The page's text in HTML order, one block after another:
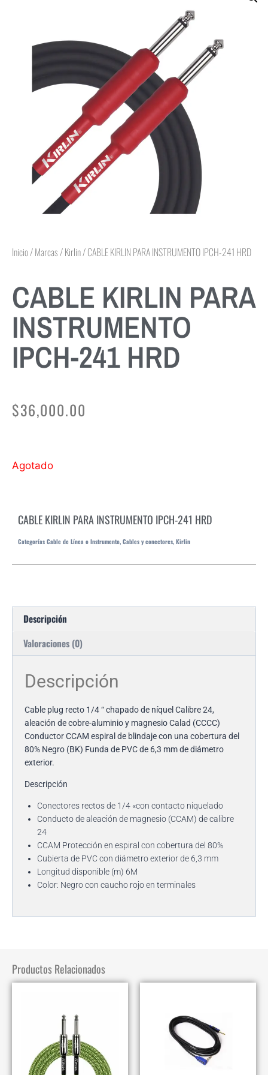
Inicio/Marcas/Kirlin/ CABLE KIRLIN PARA INSTRUMENTO IPCH-241 HRD
CABLE KIRLIN PARA
INSTRUMENTO
IPCH-241 HRD
$36,000.00
Agotado
CABLE KIRLIN PARA INSTRUMENTO IPCH-241 HRD
Categorías Cable de Línea o Instrumento, Cables y conectores, Kirlin
Descripción
Valoraciones (0)
Descripción
Cable plug recto 1/4 “ chapado de níquel Calibre 24,
aleación de cobre-aluminio y magnesio Calad (CCCC)
Conductor CCAM espiral de blindaje con una cobertura del
80% Negro (BK) Funda de PVC de 6,3 mm de diámetro
exterior.
Descripción
Conectores rectos de 1/4 «con contacto niquelado
Conducto de aleación de magnesio (CCAM) de calibre
24
CCAM Protección en espiral con cobertura del 80%
Cubierta de PVC con diámetro exterior de 6,3 mm
Longitud disponible (m) 6M
Color: Negro con caucho rojo en terminales
Productos Relacionados